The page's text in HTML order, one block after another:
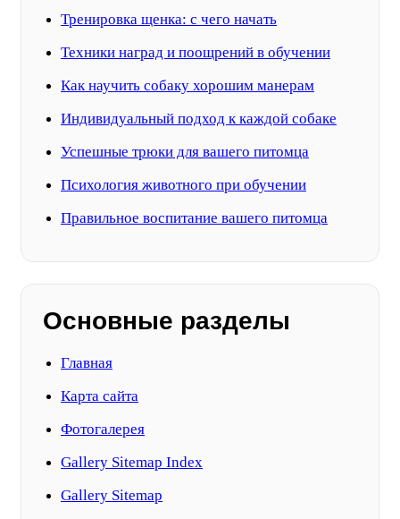
Тренировка щенка: с чего начать
Техники наград и поощрений в обучении
Как научить собаку хорошим манерам
Индивидуальный подход к каждой собаке
Успешные трюки для вашего питомца
Психология животного при обучении
Правильное воспитание вашего питомца
Основные разделы
Главная
Карта сайта
Фотогалерея
Gallery Sitemap Index
Gallery Sitemap